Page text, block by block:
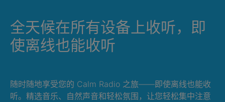
全天候在所有设备上收听，即
使离线也能收听
随时随地享受您的 Calm Radio 之旅——即使离线也能收
听。精选音乐、自然声音和轻松氛围，让您轻松集中注意